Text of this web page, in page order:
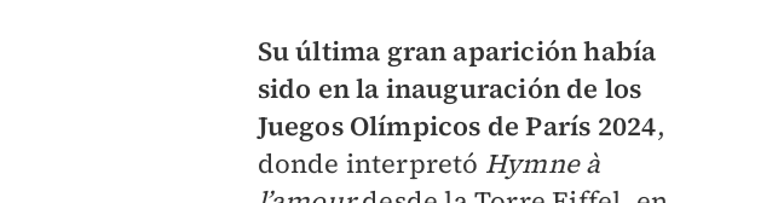
Su última gran aparición había
sido en la inauguración de los
Juegos Olímpicos de París 2024,
donde interpretó Hymne à